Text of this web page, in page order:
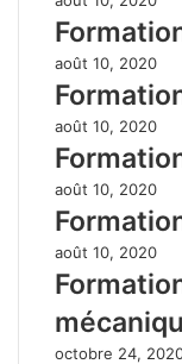
août 10, 2020
août 10, 2020
août 10, 2020
août 10, 2020
octobre 24,